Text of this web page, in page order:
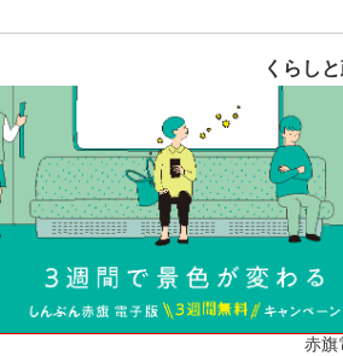
くらし
赤